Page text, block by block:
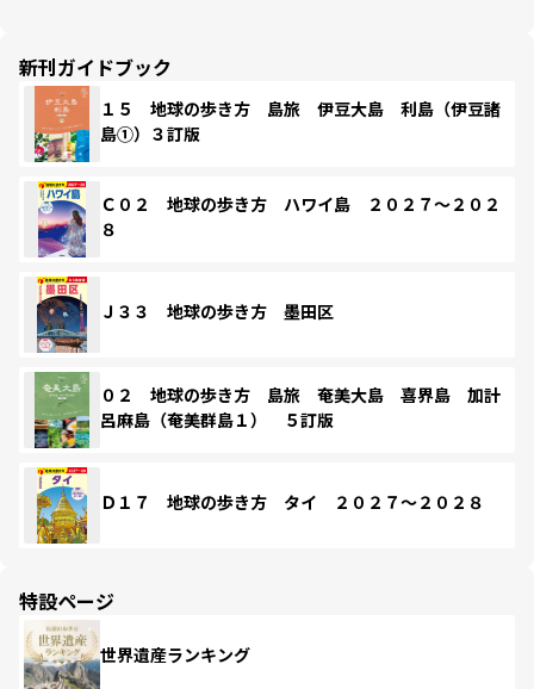
新刊ガイドブック
１５ 地球の歩き方 島旅 伊豆大島 利島（伊豆諸
島①）３訂版
Ｃ０２ 地球の歩き方 ハワイ島 ２０２７～２０２
８
Ｊ３３ 地球の歩き方 墨田区
０２ 地球の歩き方 島旅 奄美大島 喜界島 加計
呂麻島（奄美群島１） ５訂版
Ｄ１７ 地球の歩き方 タイ ２０２７～２０２８
特設ページ
世界遺産ランキング